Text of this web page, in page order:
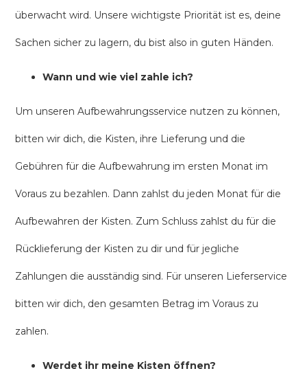
überwacht wird. Unsere wichtigste Priorität ist es, deine
Sachen sicher zu lagern, du bist also in guten Händen.
Wann und wie viel zahle ich?
Um unseren Aufbewahrungsservice nutzen zu können,
bitten wir dich, die Kisten, ihre Lieferung und die
Gebühren für die Aufbewahrung im ersten Monat im
Voraus zu bezahlen. Dann zahlst du jeden Monat für die
Aufbewahren der Kisten. Zum Schluss zahlst du für die
Rücklieferung der Kisten zu dir und für jegliche
Zahlungen die ausständig sind. Für unseren Lieferservice
bitten wir dich, den gesamten Betrag im Voraus zu
zahlen.
Werdet ihr meine Kisten öffnen?